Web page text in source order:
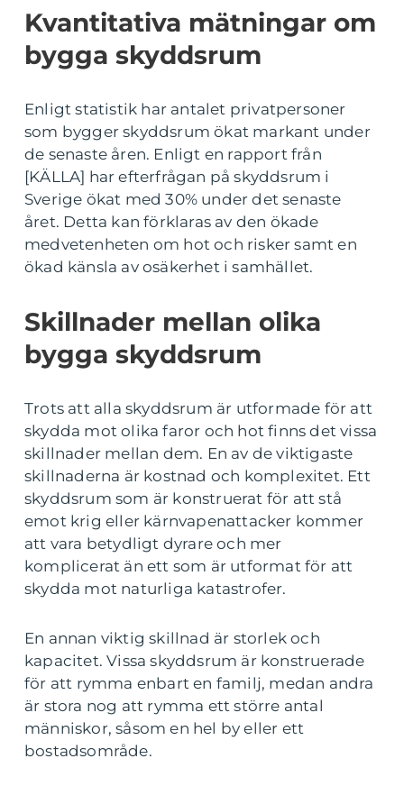
Kvantitativa mätningar om
bygga skyddsrum
Enligt statistik har antalet privatpersoner
som bygger skyddsrum ökat markant under
de senaste åren. Enligt en rapport från
[KÄLLA] har efterfrågan på skyddsrum i
Sverige ökat med 30% under det senaste
året. Detta kan förklaras av den ökade
medvetenheten om hot och risker samt en
ökad känsla av osäkerhet i samhället.
Skillnader mellan olika
bygga skyddsrum
Trots att alla skyddsrum är utformade för att
skydda mot olika faror och hot finns det vissa
skillnader mellan dem. En av de viktigaste
skillnaderna är kostnad och komplexitet. Ett
skyddsrum som är konstruerat för att stå
emot krig eller kärnvapenattacker kommer
att vara betydligt dyrare och mer
komplicerat än ett som är utformat för att
skydda mot naturliga katastrofer.
En annan viktig skillnad är storlek och
kapacitet. Vissa skyddsrum är konstruerade
för att rymma enbart en familj, medan andra
är stora nog att rymma ett större antal
människor, såsom en hel by eller ett
bostadsområde.